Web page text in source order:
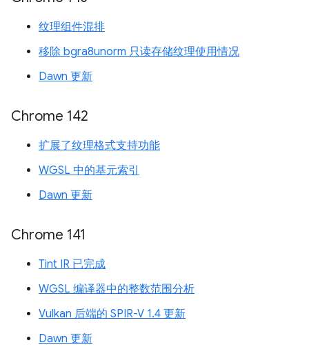
纹理组件混排
移除 bgra8unorm 只读存储纹理使用情况
Dawn 更新
Chrome 142
扩展了纹理格式支持功能
WGSL 中的基元索引
Dawn 更新
Chrome 141
Tint IR 已完成
WGSL 编译器中的整数范围分析
Vulkan 后端的 SPIR-V 1.4 更新
Dawn 更新